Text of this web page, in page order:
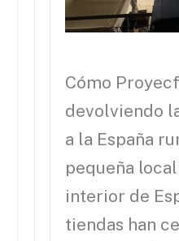
Cómo
devolviendo
a la España
pequeña
interior de
tiendas han